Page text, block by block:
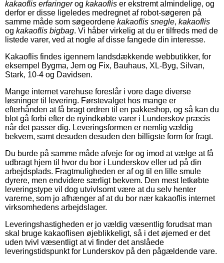
kakaoflis erfaringerog kakaoflis er ekstremt almindelige, og
derfor er disse ligeledes medregnet af robot-søgeren på
samme måde som søgeordene kakaoflis snegle, kakaoflis
og kakaoflis bigbag. Vi håber virkelig at du er tilfreds med de
listede varer, ved at nogle af disse fangede din interesse.
Kakaoflis findes igennem landsdækkende webbutikker, for
eksempel Bygma, Jem og Fix, Bauhaus, XL-Byg, Silvan,
Stark, 10-4 og Davidsen.
Mange internet varehuse foreslår i vore dage diverse
løsninger til levering. Førstevalget hos mange er
efterhånden at få bragt ordren til en pakkeshop, og så kan du
blot gå forbi efter de nyindkøbte varer i Lunderskov præcis
når det passer dig. Leveringsformen er nemlig vældig
bekvem, samt desuden desuden den billigste form for fragt.
Du burde på samme måde afveje for og imod at vælge at få
udbragt hjem til hvor du bor i Lunderskov eller ud på din
arbejdsplads. Fragtmuligheden er af og til en lille smule
dyrere, men endvidere særligt bekvem. Den mest letkøbte
leveringstype vil dog utvivlsomt være at du selv henter
varerne, som jo afhænger af at du bor nær kakaoflis internet
virksomhedens arbejdslager.
Leveringshastigheden er jo vældig væsentlig forudsat man
skal bruge kakaoflisen øjeblikkeligt, så i det øjemed er det
uden tvivl væsentligt at vi finder det anslåede
leveringstidspunkt for Lunderskov på den pågældende vare.